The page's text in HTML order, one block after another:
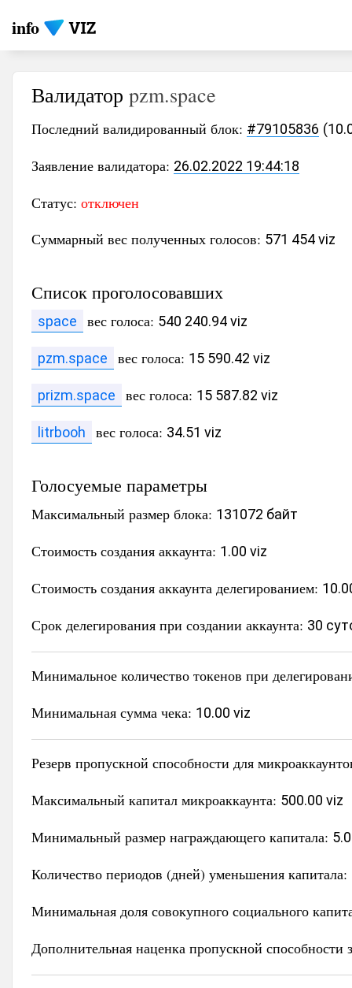
info
Валидатор pzm.space
Последний валидированный блок: #79105836
Заявление валидатора: 26.02.2022 19:44:18
Статус: отключен
Суммарный вес полученных голосов: 571 454 viz
Список проголосовавших
space вес голоса: 540 240.94 viz
pzm.space вес голоса: 15 590.42 viz
prizm.space вес голоса: 15 587.82 viz
litrbooh вес голоса: 34.51 viz
Голосуемые параметры
Максимальный размер блока: 131072 байт
Стоимость создания аккаунта: 1.00 viz
Стоимость создания аккаунта делегированием:
Срок делегирования при создании аккаунта: 30
Минимальное количество токенов при
Минимальная сумма чека: 10.00 viz
Резерв пропускной способности для
Максимальный капитал микроаккаунта: 500.00 viz
Минимальный размер награждающего капитала:
Количество периодов (дней) уменьшения капитала:
Минимальная доля совокупного социального
Дополнительная наценка пропускной